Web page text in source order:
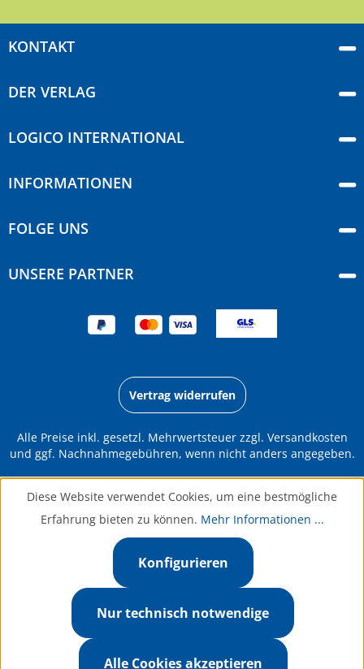
KONTAKT
DER VERLAG
LOGICO INTERNATIONAL
INFORMATIONEN
FOLGE UNS
UNSERE PARTNER
Vertrag widerrufen
Alle Preise inkl. gesetzl. Mehrwertsteuer zzgl. Versandkosten
und ggf. Nachnahmegebühren, wenn nicht anders angegeben.
Diese Website verwendet Cookies, um eine bestmögliche
Erfahrung bieten zu können. Mehr Informationen ...
Nur technisch notwendige
Konfigurieren
Alle Cookies akzeptieren